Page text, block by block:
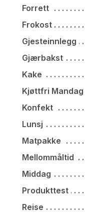
Forrett
Frokost
Gjesteinnlegg
Gjærbakst
Kake
Kjøttfri Mandag
Konfekt
Lunsj
Matpakke
Mellommåltid
Middag
Produkttest
Reise